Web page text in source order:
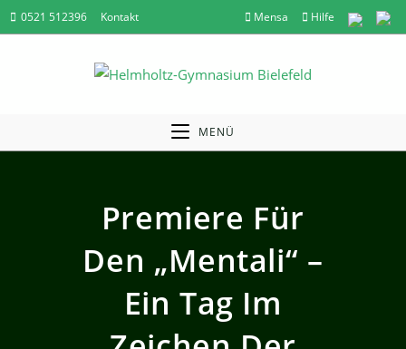
Zum
Inhalt
Mensa Hilfe
0521 512396 Kontakt
MENÜ
Premiere Für
Den „Mentali“ –
Ein Tag Im